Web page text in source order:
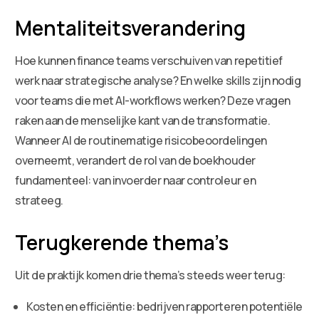
Mentaliteitsverandering
Hoe kunnen finance teams verschuiven van repetitief
werk naar strategische analyse? En welke skills zijn nodig
voor teams die met AI-workflows werken? Deze vragen
raken aan de menselijke kant van de transformatie.
Wanneer AI de routinematige risicobeoordelingen
overneemt, verandert de rol van de boekhouder
fundamenteel: van invoerder naar controleur en
strateeg.
Terugkerende thema’s
Uit de praktijk komen drie thema’s steeds weer terug:
Kosten en efficiëntie: bedrijven rapporteren potentiële